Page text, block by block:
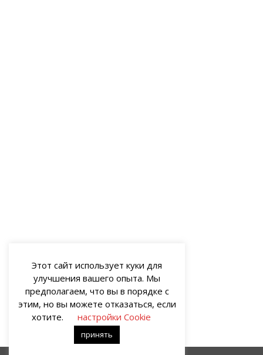
Этот сайт использует куки для
улучшения вашего опыта. Мы
предполагаем, что вы в порядке с
этим, но вы можете отказаться, если
хотите.
настройки Cookie
принять